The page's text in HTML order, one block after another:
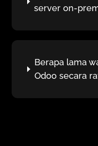
server on-
Berapa lama
Odoo secara